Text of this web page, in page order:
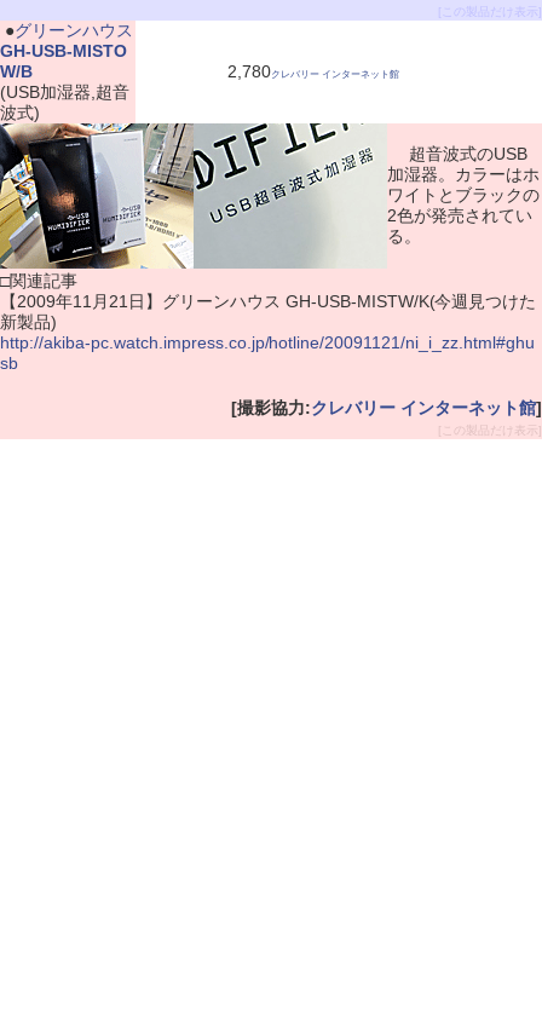
[この製品だけ表示]
●グリーンハウス
GH-USB-MISTO
W/B
(USB加湿器,超音
波式)
2,780クレバリー インターネット館
超音波式のUSB
加湿器。カラーはホ
ワイトとブラックの
2色が発売されてい
る。
□関連記事
【2009年11月21日】グリーンハウス GH-USB-MISTW/K(今週見つけた
新製品)
http://akiba-pc.watch.impress.co.jp/hotline/20091121/ni_i_zz.html#ghu
sb
[撮影協力:クレバリー インターネット館]
[この製品だけ表示]